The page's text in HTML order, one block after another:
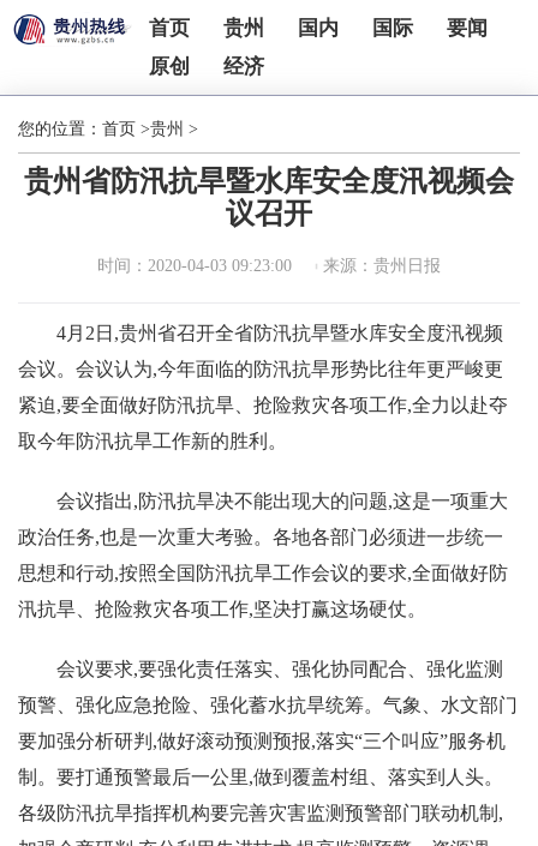
首页 贵州 国内 国际
要闻
原创
经济
您的位置： 首页 >贵州 >
贵州省防汛抗旱暨水库安全度汛视频会
议召开
时间：2020-04-03 09:23:00 来源：贵州日报
4月2日,贵州省召开全省防汛抗旱暨水库安全度汛视频
会议。会议认为,今年面临的防汛抗旱形势比往年更严峻更
紧迫,要全面做好防汛抗旱、抢险救灾各项工作,全力以赴夺
取今年防汛抗旱工作新的胜利。
会议指出,防汛抗旱决不能出现大的问题,这是一项重大
政治任务,也是一次重大考验。各地各部门必须进一步统一
思想和行动,按照全国防汛抗旱工作会议的要求,全面做好防
汛抗旱、抢险救灾各项工作,坚决打赢这场硬仗。
会议要求,要强化责任落实、强化协同配合、强化监测
预警、强化应急抢险、强化蓄水抗旱统筹。气象、水文部门
要加强分析研判,做好滚动预测预报,落实“三个叫应”服务机
制。要打通预警最后一公里,做到覆盖村组、落实到人头。
各级防汛抗旱指挥机构要完善灾害监测预警部门联动机制,